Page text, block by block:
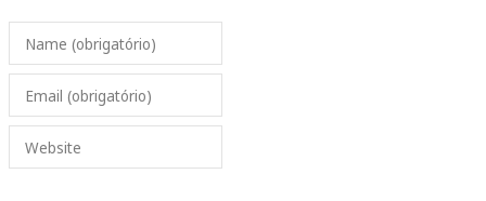
Name (obrigatório)
Email (obrigatório)
Website